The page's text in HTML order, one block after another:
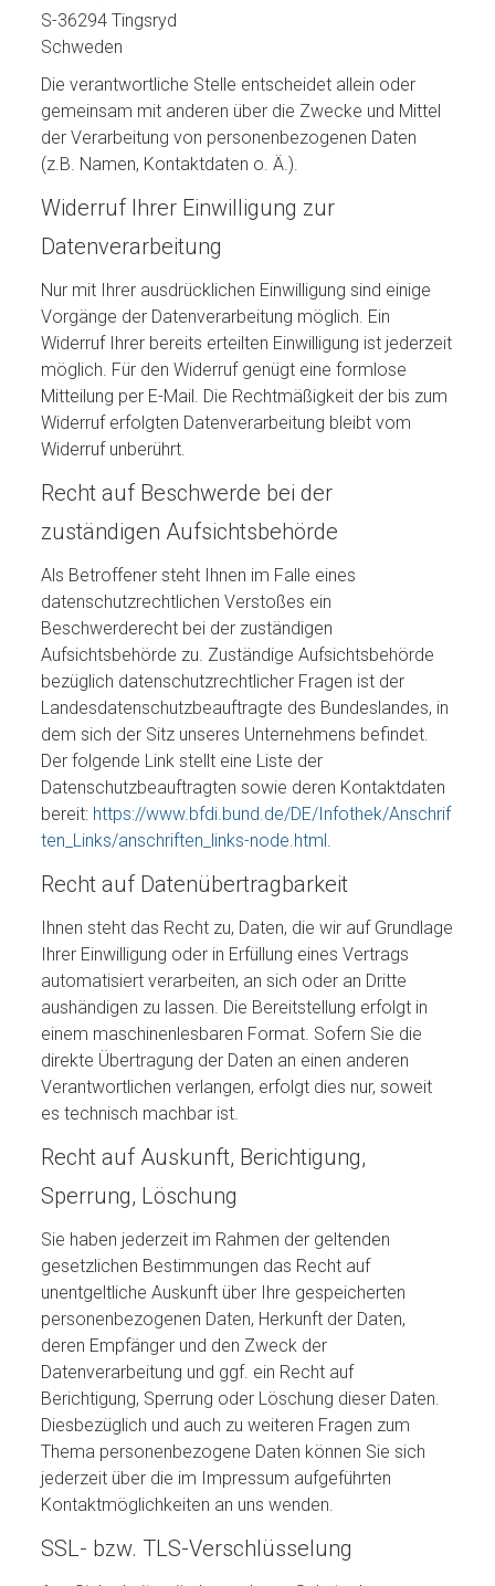
S-36294 Tingsryd
Schweden
Die verantwortliche Stelle entscheidet allein oder
gemeinsam mit anderen über die Zwecke und Mittel
der Verarbeitung von personenbezogenen Daten
(z.B. Namen, Kontaktdaten o. Ä.).
Widerruf Ihrer Einwilligung zur
Datenverarbeitung
Nur mit Ihrer ausdrücklichen Einwilligung sind einige
Vorgänge der Datenverarbeitung möglich. Ein
Widerruf Ihrer bereits erteilten Einwilligung ist jederzeit
möglich. Für den Widerruf genügt eine formlose
Mitteilung per E-Mail. Die Rechtmäßigkeit der bis zum
Widerruf erfolgten Datenverarbeitung bleibt vom
Widerruf unberührt.
Recht auf Beschwerde bei der
zuständigen Aufsichtsbehörde
Als Betroffener steht Ihnen im Falle eines
datenschutzrechtlichen Verstoßes ein
Beschwerderecht bei der zuständigen
Aufsichtsbehörde zu. Zuständige Aufsichtsbehörde
bezüglich datenschutzrechtlicher Fragen ist der
Landesdatenschutzbeauftragte des Bundeslandes, in
dem sich der Sitz unseres Unternehmens befindet.
Der folgende Link stellt eine Liste der
Datenschutzbeauftragten sowie deren Kontaktdaten
bereit: https://www.bfdi.bund.de/DE/Infothek/Anschrif
ten_Links/anschriften_links-node.html.
Recht auf Datenübertragbarkeit
Ihnen steht das Recht zu, Daten, die wir auf Grundlage
Ihrer Einwilligung oder in Erfüllung eines Vertrags
automatisiert verarbeiten, an sich oder an Dritte
aushändigen zu lassen. Die Bereitstellung erfolgt in
einem maschinenlesbaren Format. Sofern Sie die
direkte Übertragung der Daten an einen anderen
Verantwortlichen verlangen, erfolgt dies nur, soweit
es technisch machbar ist.
Recht auf Auskunft, Berichtigung,
Sperrung, Löschung
Sie haben jederzeit im Rahmen der geltenden
gesetzlichen Bestimmungen das Recht auf
unentgeltliche Auskunft über Ihre gespeicherten
personenbezogenen Daten, Herkunft der Daten,
deren Empfänger und den Zweck der
Datenverarbeitung und ggf. ein Recht auf
Berichtigung, Sperrung oder Löschung dieser Daten.
Diesbezüglich und auch zu weiteren Fragen zum
Thema personenbezogene Daten können Sie sich
jederzeit über die im Impressum aufgeführten
Kontaktmöglichkeiten an uns wenden.
SSL- bzw. TLS-Verschlüsselung